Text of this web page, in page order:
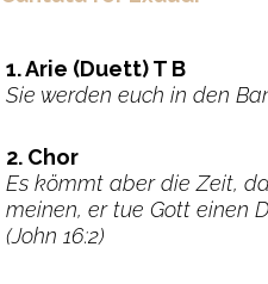
1. Arie (Duett) T B
Sie werden euch in den
2. Chor
Es kömmt aber die Zeit,
meinen, er tue Gott einen
(John 16:2)